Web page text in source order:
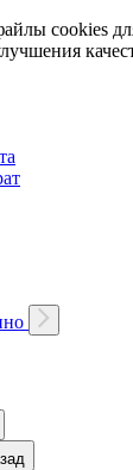
cookies